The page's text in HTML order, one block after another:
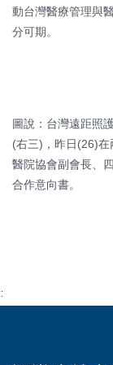
動台灣醫療管理與
分可期。
圖說：台灣遠距照
(右三)，昨日(26)
醫院協會副會長、
合作意向書。